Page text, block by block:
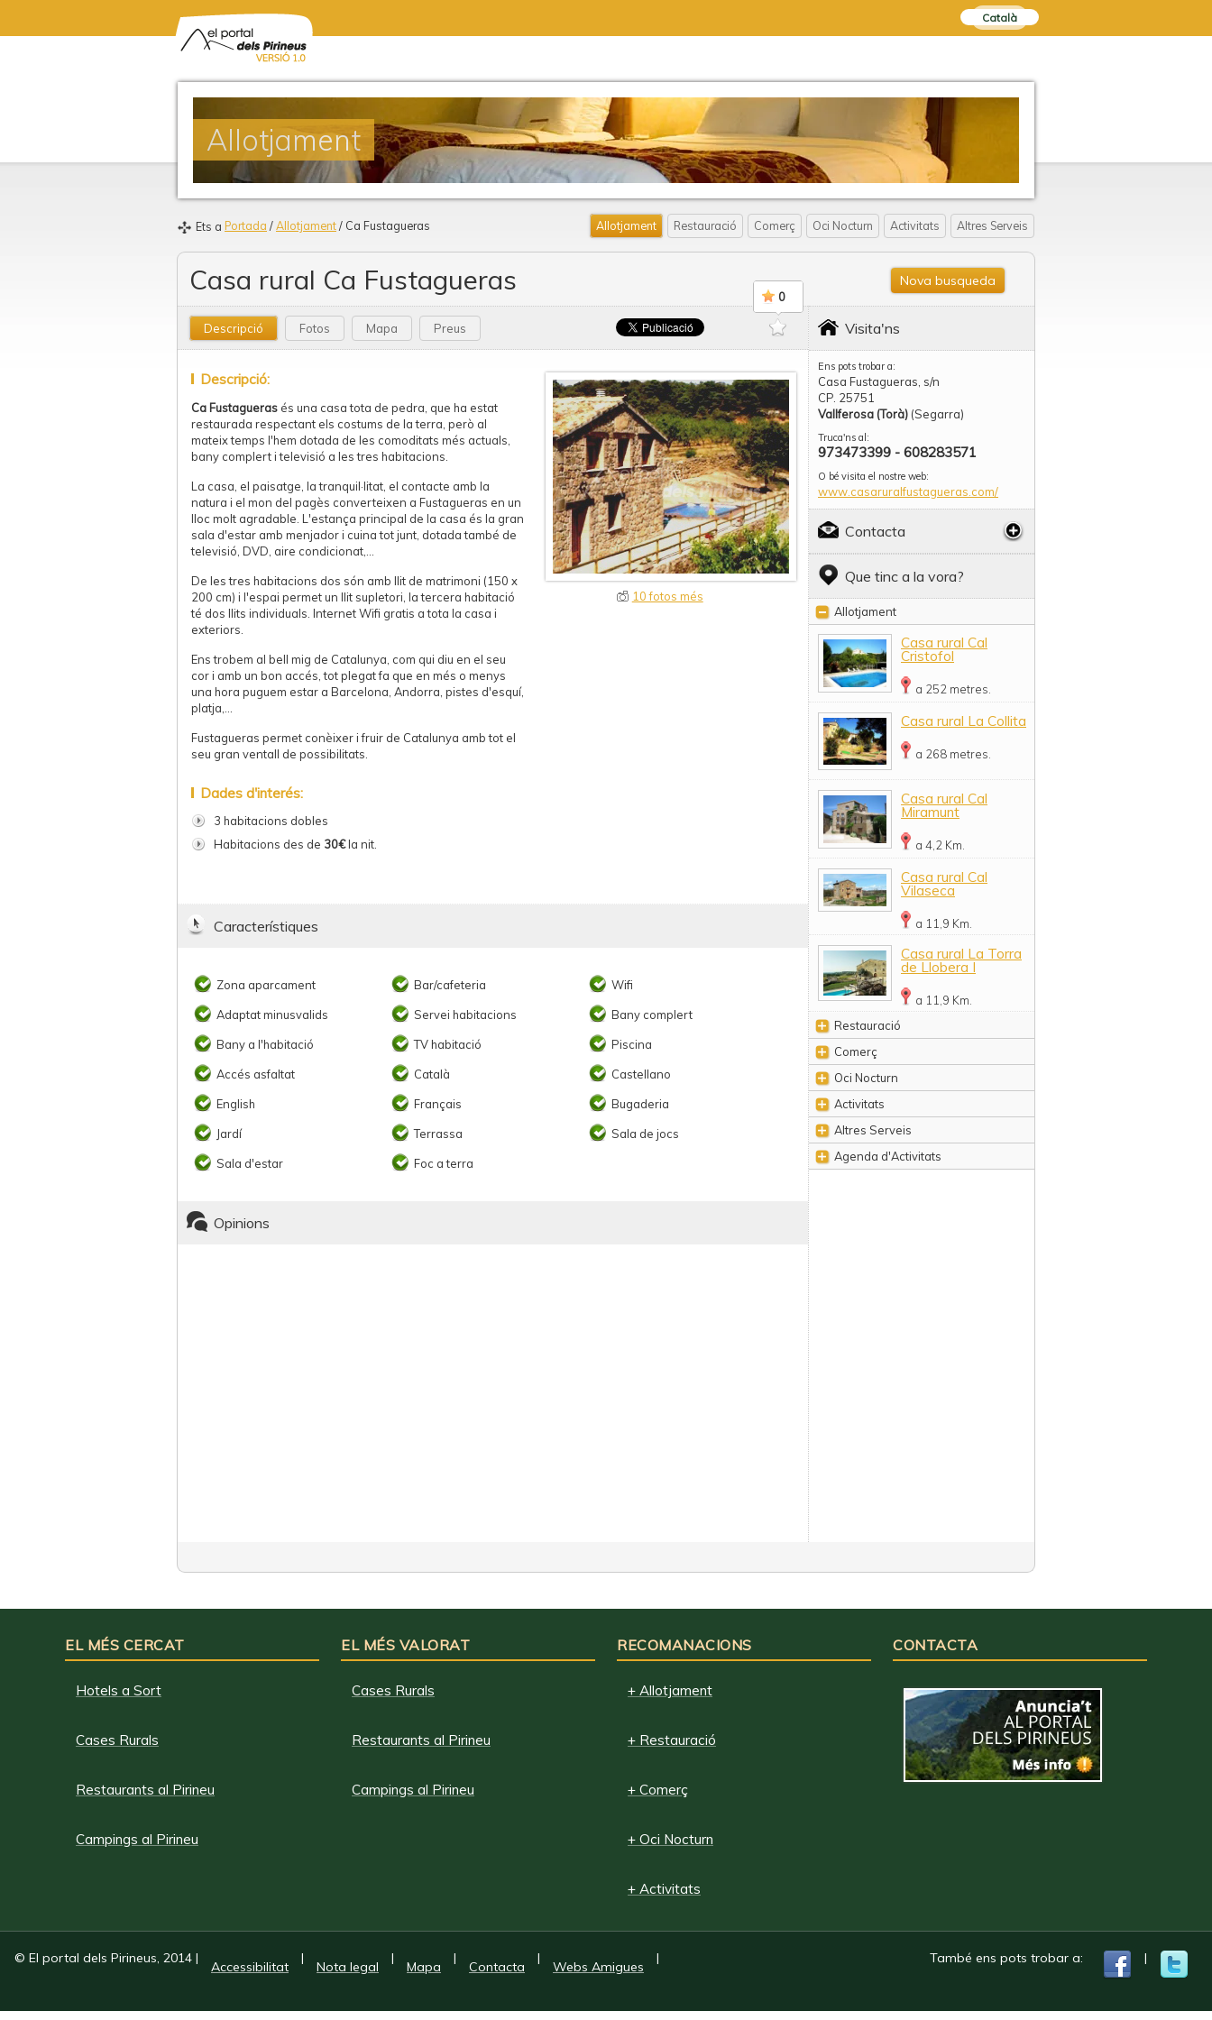
Català
Allotjament
Ets a Portada / Allotjament / Ca Fustagueras Allotjament Restauració Comerç Oci Nocturn Activitats Altres Serveis
Casa rural Ca Fustagueras
0
Nova busqueda
Descripció Fotos Mapa Preus
Descripció:
Ca Fustagueras és una casa tota de pedra, que ha estat
restaurada respectant els costums de la terra, però al
mateix temps l'hem dotada de les comoditats més actuals,
bany complert i televisió a les tres habitacions.
La casa, el paisatge, la tranquil·litat, el contacte amb la
natura i el mon del pagès converteixen a Fustagueras en un
lloc molt agradable. L'estança principal de la casa és la gran
sala d'estar amb menjador i cuina tot junt, dotada també de
televisió, DVD, aire condicionat,...
De les tres habitacions dos són amb llit de matrimoni (150 x
200 cm) i l'espai permet un llit supletori, la tercera habitació
té dos llits individuals. Internet Wifi gratis a tota la casa i
exteriors.
Ens trobem al bell mig de Catalunya, com qui diu en el seu
cor i amb un bon accés, tot plegat fa que en més o menys
una hora puguem estar a Barcelona, Andorra, pistes d'esquí,
platja,...
Fustagueras permet conèixer i fruir de Catalunya amb tot el
seu gran ventall de possibilitats.
Dades d'interés:
3 habitacions dobles
Habitacions des de 30€la nit.
10 fotos més
Característiques
Zona aparcament Bar/cafeteria Wifi
Adaptat minusvalids Servei habitacions Bany complert
Bany a l'habitació TV habitació Piscina
Accés asfaltat Català Castellano
English Français Bugaderia
Jardí Terrassa Sala de jocs
Sala d'estar Foc a terra
Opinions
Visita'ns
Ens pots trobar a:
Casa Fustagueras, s/n
CP. 25751
Vallferosa (Torà) (Segarra)
Truca'ns al:
973473399 - 608283571
O bé visita el nostre web:
www.casaruralfustagueras.com/
Contacta
Que tinc a la vora?
Allotjament
Casa rural Cal
Cristofol
a 252 metres.
Casa rural La Collita
a 268 metres.
Casa rural Cal
Miramunt
a 4,2 Km.
Casa rural Cal
Vilaseca
a 11,9 Km.
Casa rural La Torra
de Llobera I
a 11,9 Km.
Restauració
Comerç
Oci Nocturn
Activitats
Altres Serveis
Agenda d'Activitats
EL MÉS CERCAT
Hotels a Sort
Cases Rurals
Restaurants al Pirineu
Campings al Pirineu
EL MÉS VALORAT
Cases Rurals
Restaurants al Pirineu
Campings al Pirineu
RECOMANACIONS
+ Allotjament
+ Restauració
+ Comerç
+ Oci Nocturn
+ Activitats
CONTACTA
© El portal dels Pirineus, 2014 |
Accessibilitat
|
Nota legal
|
Mapa
|
Contacta
|
Webs Amigues
| També ens pots trobar a: |